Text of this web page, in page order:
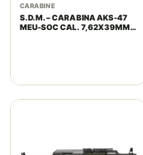
CARABINE
S.D.M. – CARABINA AKS-47
MEU-SOC CAL. 7,62X39MM